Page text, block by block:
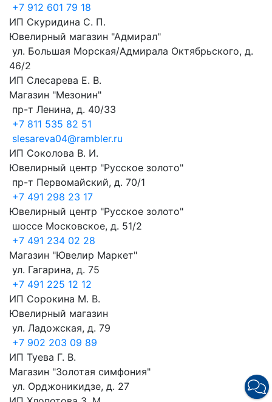
+7 912 601 79 18
ИП Скуридина С. П.
Ювелирный магазин "Адмирал"
ул. Большая Морская/Адмирала Октябрьского, д.
46/2
ИП Слесарева Е. В.
Магазин "Мезонин"
пр-т Ленина, д. 40/33
+7 811 535 82 51
slesareva04@rambler.ru
ИП Соколова В. И.
Ювелирный центр "Русское золото"
пр-т Первомайский, д. 70/1
+7 491 298 23 17
Ювелирный центр "Русское золото"
шоссе Московское, д. 51/2
+7 491 234 02 28
Магазин "Ювелир Маркет"
ул. Гагарина, д. 75
+7 491 225 12 12
ИП Сорокина М. В.
Ювелирный магазин
ул. Ладожская, д. 79
+7 902 203 09 89
ИП Туева Г. В.
Магазин "Золотая симфония"
ул. Орджоникидзе, д. 27